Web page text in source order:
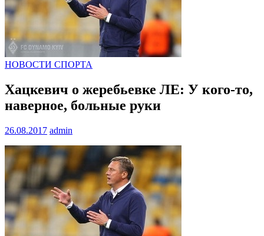
НОВОСТИ СПОРТА
Хацкевич о жеребьевке ЛЕ: У кого-то,
наверное, больные руки
26.08.2017 admin